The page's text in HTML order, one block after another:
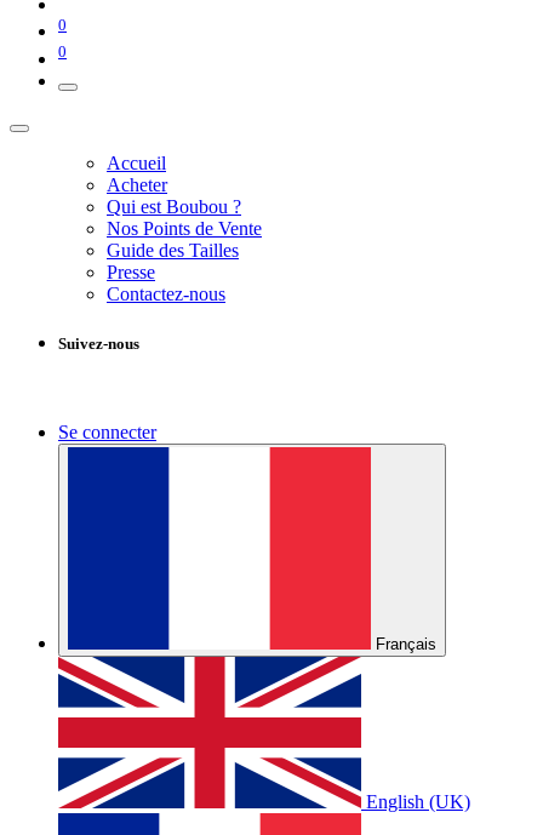
0
0
Accueil
Acheter
Qui est Boubou ?
Nos Points de Vente
Guide des Tailles
Presse
Contactez-nous
Suivez-nous
Se connecter
Français
English (UK)